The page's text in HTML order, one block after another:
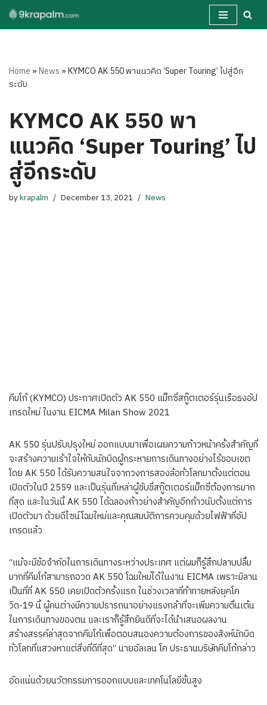
Skip
Home »News »KYMCO AK 550 พาแนวคิด ‘Super Touring’ ไปสู่อีก
ระดับ
KYMCO AK 550 พา
แนวคิด ‘Super Touring’ ไป
สู่อีกระดับ
bykrapalm December 13, 2021 News
คีมโก้ (KYMCO) ประกาศเปิดตัว AK 550 แม็กซี่สกู๊ตเตอร์รุ่นเรือธงอัป
เกรดใหม่ ในงาน EICMA Milan Show 2021
AK 550 รุ่นปรับปรุงใหม่ ออกแบบมาเพื่อเผยความก้าวหน้าครั้งสำคัญที่
จะสร้างความเร้าใจให้กับนักบิดผู้กระหายการเดินทางอย่างไร้ขอบเขต
โดย AK 550 ได้รับความสนใจจากวงการสองล้อทั่วโลกมาตั้งแต่ตอน
เปิดตัวในปี 2559 และเป็นรุ่นที่เหล่าผู้ขับขี่สกู๊ตเตอร์แม็กซี่ต้องการมาก
ที่สุด และในวันนี้ AK 550 ได้ฉลองก้าวย่างสำคัญอีกก้าวนับตั้งแต่การ
เปิดตัวมา ด้วยดีไซน์โฉมใหม่และคุณสมบัติการควบคุมด้วยไฟฟ้าที่อัป
เกรดแล้ว
“แม้จะมีข้อจำกัดในการเดินทางระหว่างประเทศ แต่ผมก็รู้สึกปลาบปลื้ม
มากที่คีมโก้สามารถอวด AK 550 โฉมใหม่ได้ในงาน EICMA เพราะมิลาน
เป็นที่ที่ AK 550 เคยเปิดตัวครั้งแรก ในช่วงเวลาที่ท้าทายหลังยุคโค
วิด-19 นี้ ผู้คนต่างมีความปรารถนาอย่างแรงกล้าที่จะเพิ่มความตื่นเต้น
ในการเดินทางของตน และเราก็รู้สึกยินดีที่จะได้นำเสนอผลงาน
สร้างสรรค์ล่าสุดจากคีมโก้เพื่อตอบสนองความต้องการของสิงห์นักบิด
ทั่วโลกที่แสวงหาแต่สิ่งที่ดีที่สุด” นายอัลเลน โค ประธานบริษัทคีมโก้กล่าว
อัดแน่นด้วยนวัตกรรมการออกแบบและเทคโนโลยีขั้นสูง